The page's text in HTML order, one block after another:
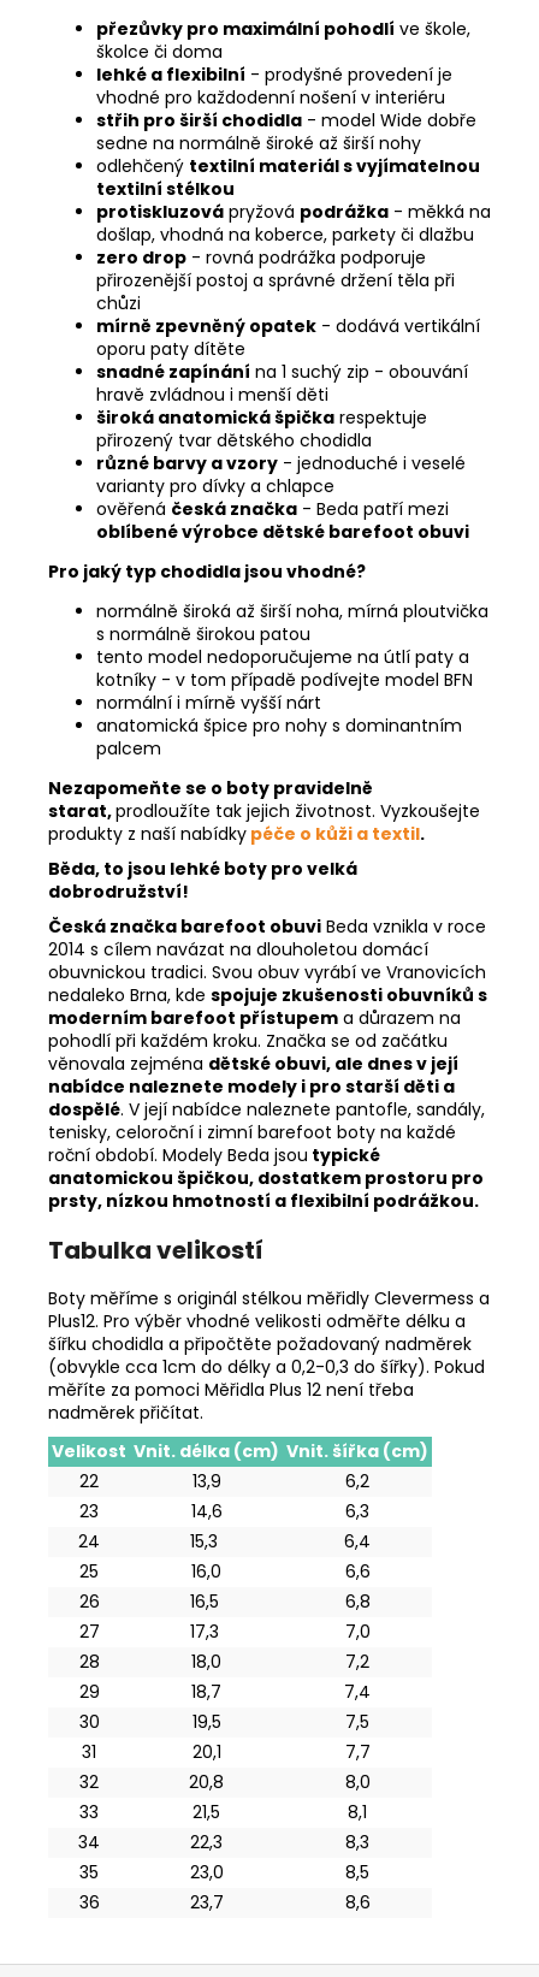
přezůvky pro maximální pohodlí ve škole,
školce či doma
lehké a flexibilní - prodyšné provedení je
vhodné pro každodenní nošení v interiéru
střih pro širší chodidla - model Wide dobře
sedne na normálně široké až širší nohy
odlehčený textilní materiál s vyjímatelnou
textilní stélkou
protiskluzová pryžová podrážka - měkká na
došlap, vhodná na koberce, parkety či dlažbu
zero drop - rovná podrážka podporuje
přirozenější postoj a správné držení těla při
chůzi
mírně zpevněný opatek - dodává vertikální
oporu paty dítěte
snadné zapínání na 1 suchý zip - obouvání
hravě zvládnou i menší děti
široká anatomická špička respektuje
přirozený tvar dětského chodidla
různé barvy a vzory - jednoduché i veselé
varianty pro dívky a chlapce
ověřená česká značka - Beda patří mezi
oblíbené výrobce dětské barefoot obuvi
Pro jaký typ chodidla jsou vhodné?
normálně široká až širší noha, mírná ploutvička
s normálně širokou patou
tento model nedoporučujeme na útlí paty a
kotníky - v tom případě podívejte model BFN
normální i mírně vyšší nárt
anatomická špice pro nohy s dominantním
palcem
Nezapomeňte se o boty pravidelně
starat,prodloužíte tak jejich životnost. Vyzkoušejte
produkty z naší nabídky péče o kůži a textil.
Běda, to jsou lehké boty pro velká
dobrodružství!
Česká značka barefoot obuvi Beda vznikla v roce
2014 s cílem navázat na dlouholetou domácí
obuvnickou tradici. Svou obuv vyrábí ve Vranovicích
nedaleko Brna, kde spojuje zkušenosti obuvníků s
moderním barefoot přístupem a důrazem na
pohodlí při každém kroku. Značka se od začátku
věnovala zejména dětské obuvi, ale dnes v její
nabídce naleznete modely i pro starší děti a
dospělé. V její nabídce naleznete pantofle, sandály,
tenisky, celoroční i zimní barefoot boty na každé
roční období. Modely Beda jsou typické
anatomickou špičkou, dostatkem prostoru pro
prsty, nízkou hmotností a flexibilní podrážkou.
Tabulka velikostí
Boty měříme s originál stélkou měřidly Clevermess a
Plus12. Pro výběr vhodné velikosti odměřte délku a
šířku chodidla a připočtěte požadovaný nadměrek
(obvykle cca 1cm do délky a 0,2-0,3 do šířky). Pokud
měříte za pomoci Měřidla Plus 12 není třeba
nadměrek přičítat.
Velikost Vnit. délka (cm) Vnit. šířka (cm)
22
13,9
6,2
23
14,6
6,3
24
15,3
6,4
25
16,0
6,6
26
16,5
6,8
27
17,3
7,0
28
18,0
7,2
29
18,7
7,4
30
19,5
7,5
31
20,1
7,7
32
20,8
8,0
33
21,5
8,1
34
22,3
8,3
35
23,0
8,5
36
23,7 8,6